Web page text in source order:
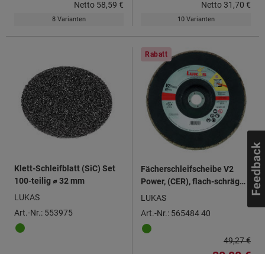
Netto 58,59 €
8 Varianten
Netto 31,70 €
10 Varianten
Klett-Schleifblatt (SiC) Set
100-teilig ⌀ 32 mm
LUKAS
Art.-Nr.: 553975
Rabatt
Fächerschleifscheibe V2
Power, (CER), flach-schräg
für INOX, ⌀ 230 mm, Körnung:
LUKAS
Art.-Nr.: 565484 40
49,27 €